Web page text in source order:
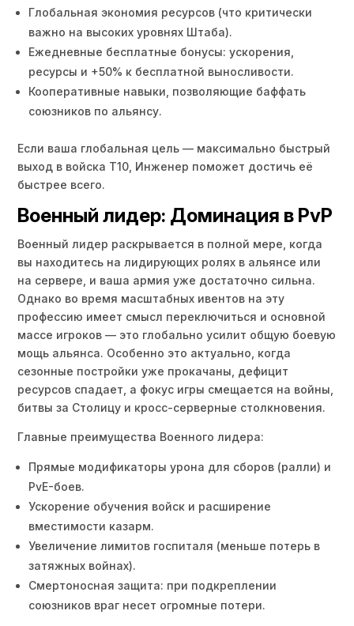
Глобальная экономия ресурсов (что критически
важно на высоких уровнях Штаба).
Ежедневные бесплатные бонусы: ускорения,
ресурсы и +50% к бесплатной выносливости.
Кооперативные навыки, позволяющие баффать
союзников по альянсу.
Если ваша глобальная цель — максимально быстрый
выход в войска Т10, Инженер поможет достичь её
быстрее всего.
Военный лидер: Доминация в PvP
Военный лидер раскрывается в полной мере, когда
вы находитесь на лидирующих ролях в альянсе или
на сервере, и ваша армия уже достаточно сильна.
Однако во время масштабных ивентов на эту
профессию имеет смысл переключиться и основной
массе игроков — это глобально усилит общую боевую
мощь альянса. Особенно это актуально, когда
сезонные постройки уже прокачаны, дефицит
ресурсов спадает, а фокус игры смещается на войны,
битвы за Столицу и кросс-серверные столкновения.
Главные преимущества Военного лидера:
Прямые модификаторы урона для сборов (ралли) и
PvE-боев.
Ускорение обучения войск и расширение
вместимости казарм.
Увеличение лимитов госпиталя (меньше потерь в
затяжных войнах).
Смертоносная защита: при подкреплении
союзников враг несет огромные потери.